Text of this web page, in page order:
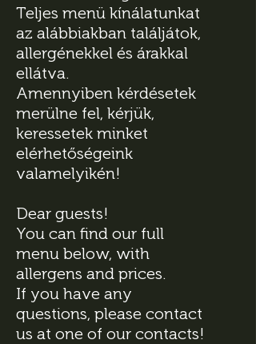
Teljes menü kínálatunkat
az alábbiakban találjátok,
allergénekkel és árakkal
ellátva.
Amennyiben kérdésetek
merülne fel, kérjük,
keressetek minket
elérhetőségeink
valamelyikén!
Dear guests!
You can find our full
menu below, with
allergens and prices.
If you have any
questions, please contact
us at one of our contacts!